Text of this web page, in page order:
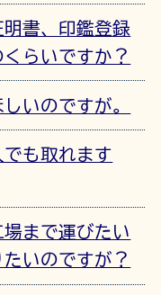
書、印鑑登録
らいですか？
いのですが。
も取れます
まで運びたい
いのですが？